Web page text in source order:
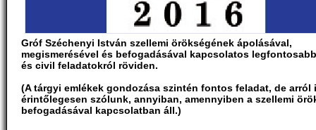
Gróf Széchenyi István szellemi örökségének ápolásával,
megismerésével és befogadásával kapcsolatos
és civil feladatokról röviden.
(A tárgyi emlékek gondozása szintén fontos feladat, de arról
érintőlegesen szólunk, annyiban, amennyiben a szellemi
befogadásával kapcsolatban áll.)